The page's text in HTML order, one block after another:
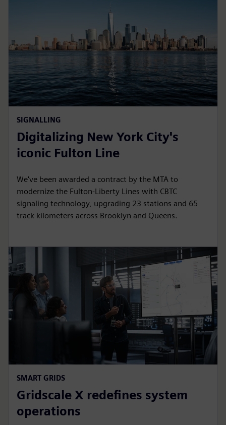
SIGNALLING
Digitalizing New York City's
iconic Fulton Line
We've been awarded a contract by the MTA to
modernize the Fulton-Liberty Lines with CBTC
signaling technology, upgrading 23 stations and 65
track kilometers across Brooklyn and Queens.
SMART GRIDS
Gridscale X redefines system
operations